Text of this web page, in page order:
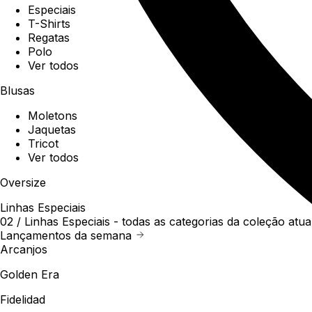
Especiais
T-Shirts
Regatas
Polo
Ver todos
Blusas
Moletons
Jaquetas
Tricot
Ver todos
Oversize
Linhas Especiais
02 / Linhas Especiais - todas as categorias da coleção
Lançamentos da semana
Arcanjos
Golden Era
Fidelidad